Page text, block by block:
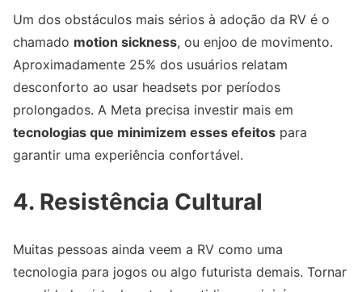
Um dos obstáculos mais sérios à adoção da RV é o
chamado motion sickness, ou enjoo de movimento.
Aproximadamente 25% dos usuários relatam
desconforto ao usar headsets por períodos
prolongados. A Meta precisa investir mais em
tecnologias que minimizem esses efeitos para
garantir uma experiência confortável.
4. Resistência Cultural
Muitas pessoas ainda veem a RV como uma
tecnologia para jogos ou algo futurista demais. Tornar